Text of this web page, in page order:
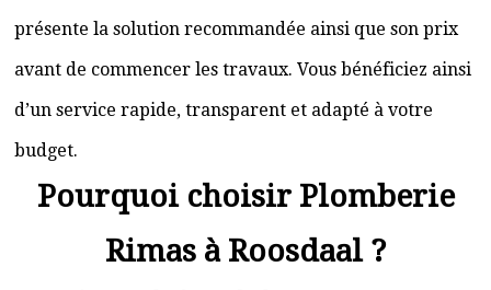
présente la solution recommandée ainsi que son prix
avant de commencer les travaux. Vous bénéficiez ainsi
d’un service rapide, transparent et adapté à votre
budget.
Pourquoi choisir Plomberie
Rimas à Roosdaal ?